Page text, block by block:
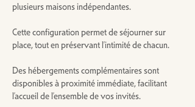
plusieurs maisons indépendantes.
Cette configuration permet de séjourner sur
place, tout en préservant l’intimité de chacun.
Des hébergements complémentaires sont
disponibles à proximité immédiate, facilitant
l’accueil de l’ensemble de vos invités.